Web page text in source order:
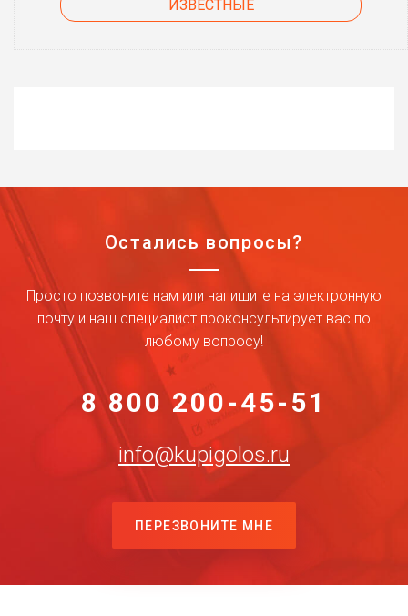
ИЗВЕСТНЫЕ
Остались вопросы?
Просто позвоните нам или напишите на электронную
почту и наш специалист проконсультирует вас по
любому вопросу!
8 800 200-45-51
info@kupigolos.ru
ПЕРЕЗВОНИТЕ МНЕ